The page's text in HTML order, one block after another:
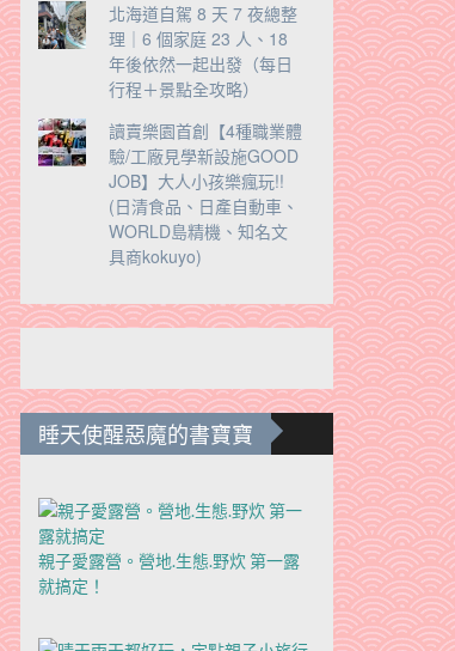
北海道自駕 8 天 7 夜總整
理｜6 個家庭 23 人、18
年後依然一起出發（每日
行程＋景點全攻略）
讀賣樂園首創【4種職業體
驗/工廠見學新設施GOOD
JOB】大人小孩樂瘋玩!!
(日清食品、日產自動車、
WORLD島精機、知名文
具商kokuyo)
睡天使醒惡魔的書寶寶
親子愛露營。營地.生態.野炊 第一露
就搞定！